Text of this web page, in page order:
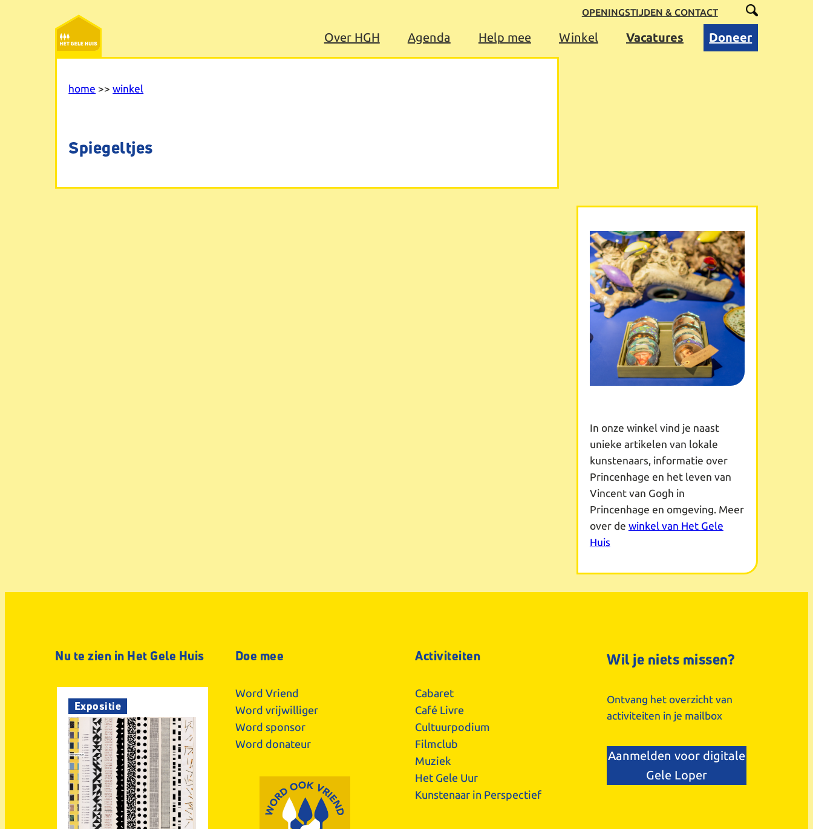
OPENINGSTIJDEN & CONTACT
Over HGH Agenda Help mee Winkel Vacatures Doneer
home >>winkel
Spiegeltjes
In onze winkel vind je naast
unieke artikelen van lokale
kunstenaars, informatie over
Princenhage en het leven van
Vincent van Gogh in
Princenhage en omgeving. Meer
over de winkel van Het Gele
Huis
Nu te zien in Het Gele Huis
Expositie
Doe mee
Word Vriend
Word vrijwilliger
Word sponsor
Word donateur
Activiteiten
Cabaret
Café Livre
Cultuurpodium
Filmclub
Muziek
Het Gele Uur
Kunstenaar in Perspectief
Wil je niets missen?
Ontvang het overzicht van
activiteiten in je mailbox
Aanmelden voor digitale
Gele Loper